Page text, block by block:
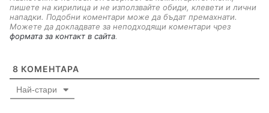
пишете на кирилица и не използвайте обиди, клевети и лични
нападки. Подобни коментари може да бъдат премахнати.
Можете да докладвате за неподходящи коментари чрез
формата за контакт в сайта.
8 КОМЕНТАРА
Най-стари